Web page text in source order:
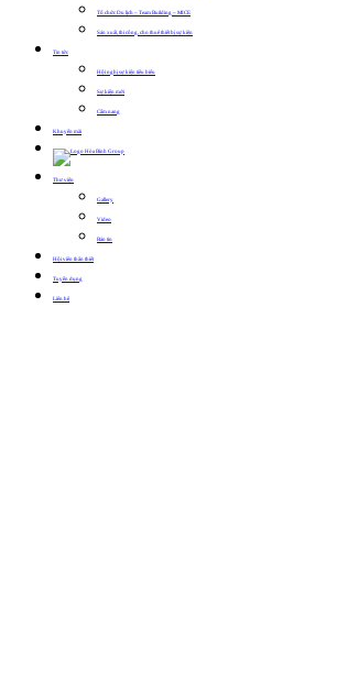
Tổ chức Du lịch – Team Building – MICE
Sản xuất, thi công, cho thuê thiết bị sự kiện
Tin tức
Hội nghị sự kiện tiêu biểu
Sự kiện mới
Cẩm nang
Khuyến mãi
Thư viện
Gallery
Video
Bản tin
Hội viên thân thiết
Tuyển dụng
Liên hệ